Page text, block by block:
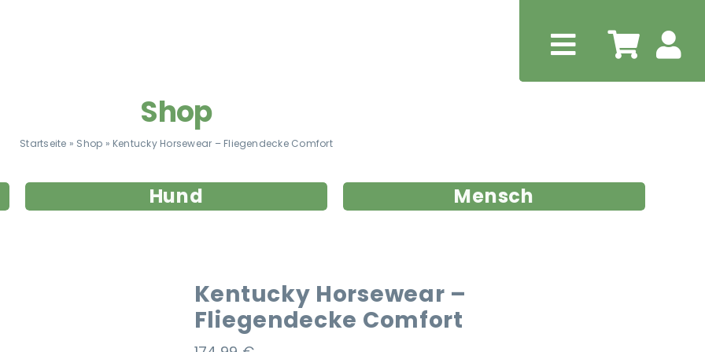
Shop
Startseite » Shop » Kentucky Horsewear – Fliegendecke Comfort
Hund Mensch
Kentucky Horsewear –
Fliegendecke Comfort